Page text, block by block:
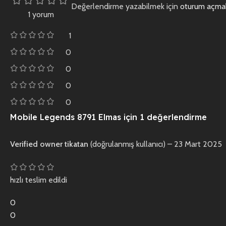
1 yorum
1
0
0
0
0
Mobile Legends 8791 Elmas için 1 değerlendirme
Verified ownertikatan (doğrulanmış kullanıcı) – 23 Mart 2025
hızlı teslim edildi
0
0
Değerlendirme yazabilmek için oturum